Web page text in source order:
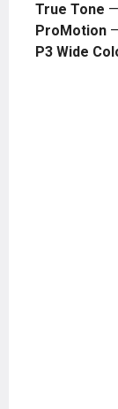
True Tone
ProMotion
P3 Wide